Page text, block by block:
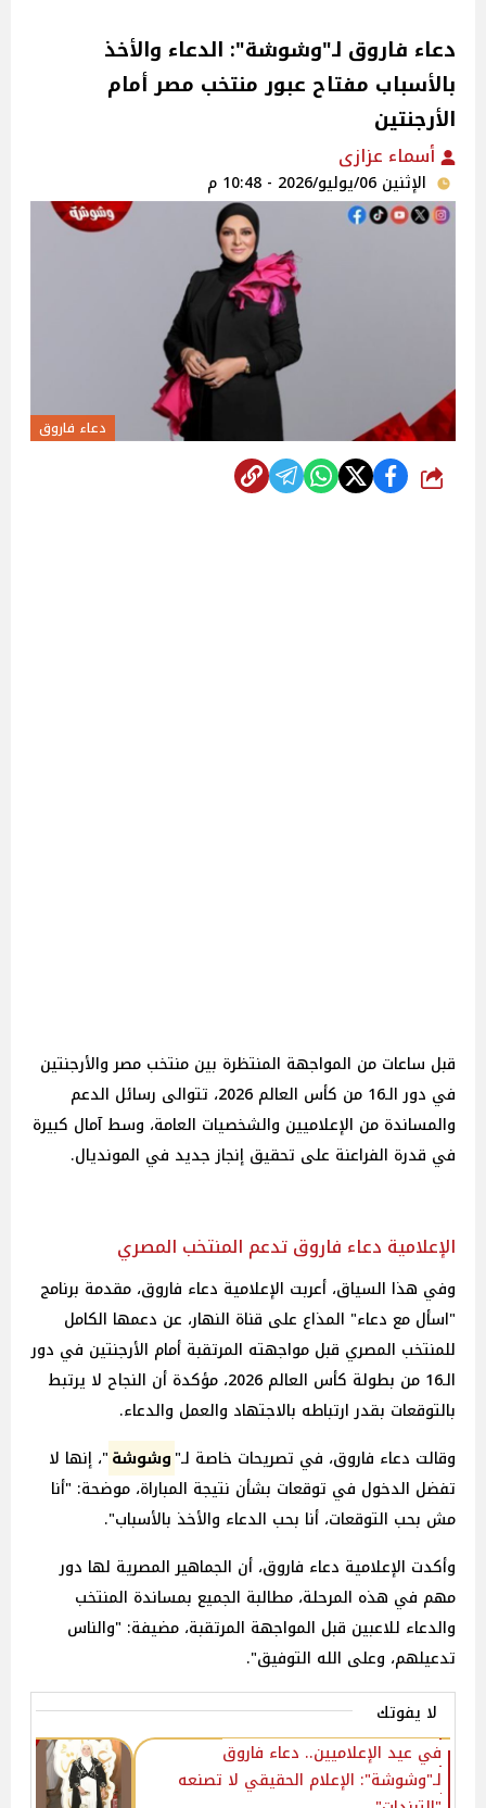
دعاء فاروق لـ"وشوشة": الدعاء والأخذ
بالأسباب مفتاح عبور منتخب مصر أمام
الأرجنتين
أسماء عزازى
الإثنين 06/يوليو/2026 - 10:48 م
دعاء فاروق
شارك
قبل ساعات من المواجهة المنتظرة بين منتخب مصر والأرجنتين
في دور الـ16 من كأس العالم 2026، تتوالى رسائل الدعم
والمساندة من الإعلاميين والشخصيات العامة، وسط آمال كبيرة
في قدرة الفراعنة على تحقيق إنجاز جديد في المونديال.
الإعلامية دعاء فاروق تدعم المنتخب المصري
وفي هذا السياق، أعربت الإعلامية دعاء فاروق، مقدمة برنامج
"اسأل مع دعاء" المذاع على قناة النهار، عن دعمها الكامل
للمنتخب المصري قبل مواجهته المرتقبة أمام الأرجنتين في دور
الـ16 من بطولة كأس العالم 2026، مؤكدة أن النجاح لا يرتبط
بالتوقعات بقدر ارتباطه بالاجتهاد والعمل والدعاء.
وقالت دعاء فاروق، في تصريحات خاصة لـ"وشوشة"، إنها لا
تفضل الدخول في توقعات بشأن نتيجة المباراة، موضحة: "أنا
مش بحب التوقعات، أنا بحب الدعاء والأخذ بالأسباب".
وأكدت الإعلامية دعاء فاروق، أن الجماهير المصرية لها دور
مهم في هذه المرحلة، مطالبة الجميع بمساندة المنتخب
والدعاء للاعبين قبل المواجهة المرتقبة، مضيفة: "والناس
تدعيلهم، وعلى الله التوفيق".
لا يفوتك
في عيد الإعلاميين.. دعاء فاروق
لـ"وشوشة": الإعلام الحقيقي لا تصنعه